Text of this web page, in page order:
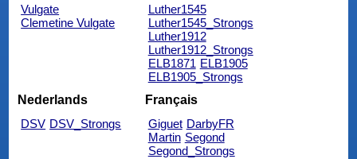
Vulgate
Clemetine Vulgate
Luther1545
Luther1545_Strongs
Luther1912
Luther1912_Strongs
ELB1871 ELB1905
ELB1905_Strongs
Nederlands
DSV DSV_Strongs
Français
Giguet DarbyFR
Martin Segond
Segond_Strongs